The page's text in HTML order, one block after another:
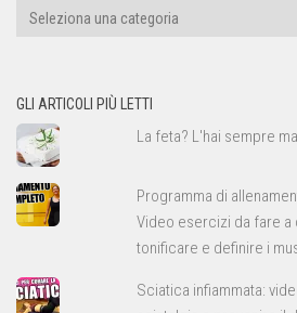
Tipi
GLI ARTICOLI PIÙ LETTI
La feta? L'hai sempre
Programma di
Video esercizi da fare a
tonificare e definire i
Sciatica infiammata: